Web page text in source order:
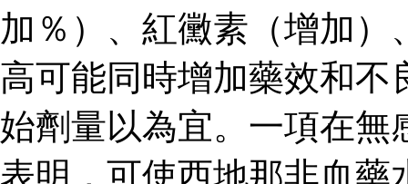
加％）、紅黴素（增加
高可能同時增加藥效和不
始劑量以為宜。一項在無
表明，可使西地那非血藥